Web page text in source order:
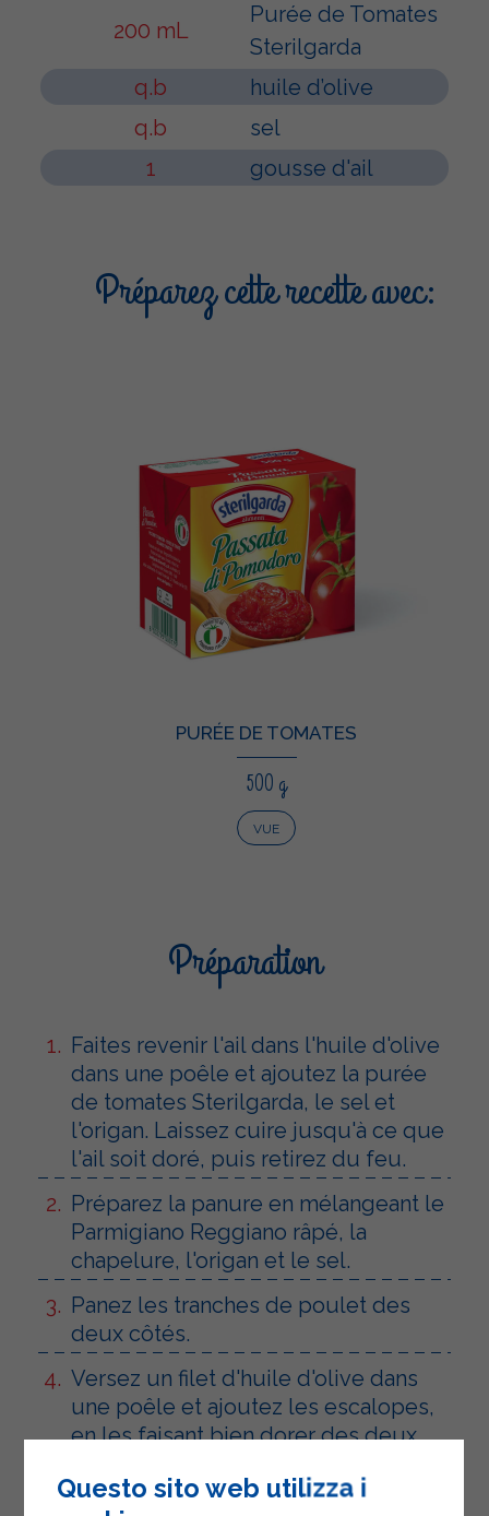
200 mL
Purée de Tomates
Sterilgarda
q.b
huile d’olive
q.b
sel
1
gousse d'ail
Préparez cette recette avec:
PURÉE DE TOMATES
500 g
VUE
Préparation
Faites revenir l'ail dans l'huile d'olive
dans une poêle et ajoutez la purée
de tomates Sterilgarda, le sel et
l'origan. Laissez cuire jusqu'à ce que
l'ail soit doré, puis retirez du feu.
Préparez la panure en mélangeant le
Parmigiano Reggiano râpé, la
chapelure, l'origan et le sel.
Panez les tranches de poulet des
deux côtés.
Versez un filet d'huile d'olive dans
une poêle et ajoutez les escalopes,
en les faisant bien dorer des deux
Ajoutez quelques cuillères à soupe
Questo sito web utilizza i